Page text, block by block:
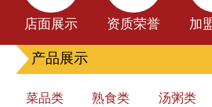
店面展示 资质荣誉 加
产品展示
菜品类 熟食类 汤粥类